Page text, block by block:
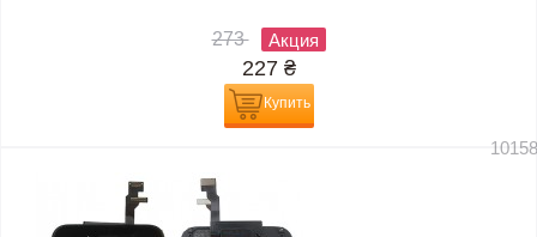
273 Акция
227 ₴
Купить